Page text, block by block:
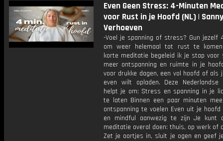
Even Geen Stress: 4-Minuten
voor Rust in je Hoofd (NL) | Sanny
Verhoeven
-Voel je spanning of stress? Gun jezelf
om weer helemaal tot rust te
korte meditatie begeleid ik je stap voor
meer ontspanning en ruimte in je
voor drukke dagen, een vol hoofd of als
even wilt opladen. Deze Nederlandse
helpt je om: Stress en spanning in je
te laten Binnen een paar minuten
ontspanning te voelen Even uit je
en mindful aanwezig te zijn Je kunt
meditatie overal doen: thuis, op werk of
Zet je oortjes in, sluit je ogen en geef